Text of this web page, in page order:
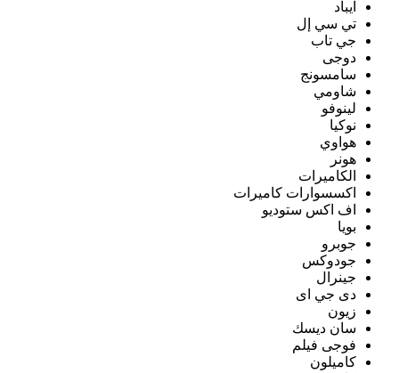
ايباد
تي سي إل
جي تاب
دوجى
سامسونج
شاومي
لينوفو
نوكيا
هواوي
هونر
الكاميرات
اكسسوارات كاميرات
اف اكس ستوديو
بويا
جوبرو
جودوكس
جينرال
دى جي اى
زيون
سان ديسك
فوجى فيلم
كاميلون